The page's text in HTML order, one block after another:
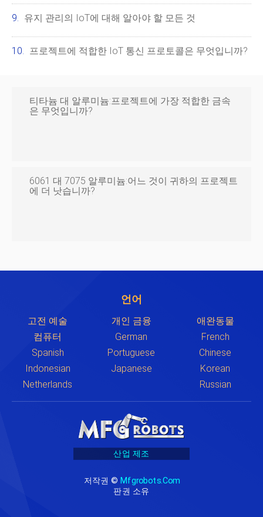
유지 관리의 IoT에 대해 알아야 할 모든 것
프로젝트에 적합한 IoT 통신 프로토콜은 무엇입니까?
티타늄 대 알루미늄:프로젝트에 가장 적합한 금속
은 무엇입니까?
6061 대 7075 알루미늄:어느 것이 귀하의 프로젝트
에 더 낫습니까?
언어
고전 예술 개인 금융
애완동물
컴퓨터
German
French
Spanish
Portuguese
Chinese
Indonesian
Japanese
Korean
Netherlands
Russian
산업 제조
저작권 © Mfgrobots.com
판권 소유